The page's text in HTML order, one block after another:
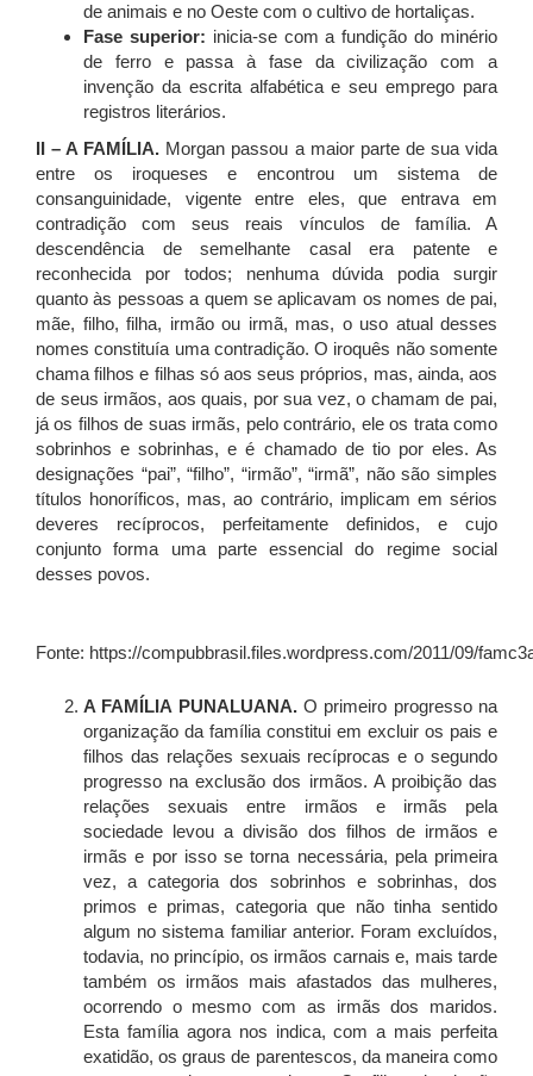
de animais e no Oeste com o cultivo de hortaliças.
Fase superior: inicia-se com a fundição do minério
de ferro e passa à fase da civilização com a
invenção da escrita alfabética e seu emprego para
registros literários.
II – A FAMÍLIA. Morgan passou a maior parte de sua vida
entre os iroqueses e encontrou um sistema de
consanguinidade, vigente entre eles, que entrava em
contradição com seus reais vínculos de família. A
descendência de semelhante casal era patente e
reconhecida por todos; nenhuma dúvida podia surgir
quanto às pessoas a quem se aplicavam os nomes de pai,
mãe, filho, filha, irmão ou irmã, mas, o uso atual desses
nomes constituía uma contradição. O iroquês não somente
chama filhos e filhas só aos seus próprios, mas, ainda, aos
de seus irmãos, aos quais, por sua vez, o chamam de pai,
já os filhos de suas irmãs, pelo contrário, ele os trata como
sobrinhos e sobrinhas, e é chamado de tio por eles. As
designações “pai”, “filho”, “irmão”, “irmã”, não são simples
títulos honoríficos, mas, ao contrário, implicam em sérios
deveres recíprocos, perfeitamente definidos, e cujo
conjunto forma uma parte essencial do regime social
desses povos.
Fonte: https://compubbrasil.files.wordpress.com/2011/09/
A FAMÍLIA PUNALUANA.O primeiro progresso na
organização da família constitui em excluir os pais e
filhos das relações sexuais recíprocas e o segundo
progresso na exclusão dos irmãos. A proibição das
relações sexuais entre irmãos e irmãs pela
sociedade levou a divisão dos filhos de irmãos e
irmãs e por isso se torna necessária, pela primeira
vez, a categoria dos sobrinhos e sobrinhas, dos
primos e primas, categoria que não tinha sentido
algum no sistema familiar anterior. Foram excluídos,
todavia, no princípio, os irmãos carnais e, mais tarde
também os irmãos mais afastados das mulheres,
ocorrendo o mesmo com as irmãs dos maridos.
Esta família agora nos indica, com a mais perfeita
exatidão, os graus de parentescos, da maneira como